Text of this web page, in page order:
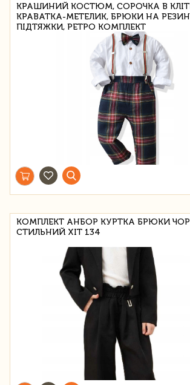
КРАШИНИЙ КОСТЮМ, СОРОЧКА В
КРАВАТКА-МЕТЕЛИК, БРЮКИ НА
ПІДТЯЖКИ, РЕТРО КОМПЛЕКТ
КОМПЛЕКТ АНБОР КУРТКА БРЮКИ
СТИЛЬНИЙ ХІТ 134